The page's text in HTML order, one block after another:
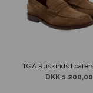
DKK 1.200,00